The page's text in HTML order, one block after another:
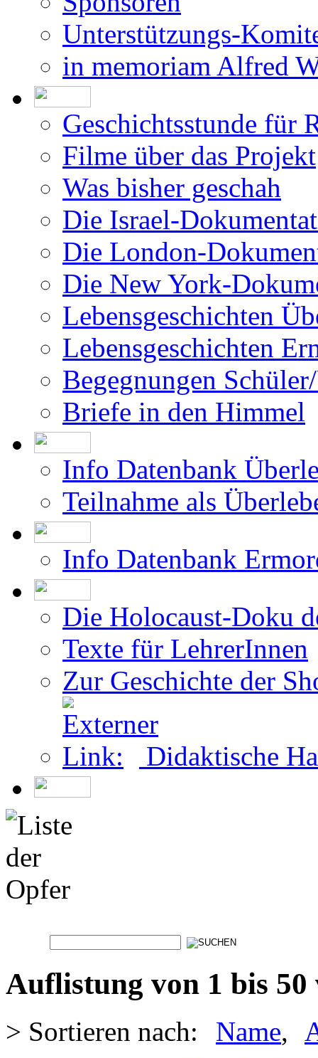
Unterstützungs-
in memoriam Alfred
Geschichtsstunde für
Filme über das Projekt
Was bisher geschah
Die Israel-
Die London-
Die New York-
Lebensgeschichten
Lebensgeschichten
Begegnungen
Briefe in den Himmel
Info Datenbank
Teilnahme als
Info Datenbank
Die Holocaust-Doku
Texte für LehrerInnen
Zur Geschichte der
Didaktische
Auflistung von 1 bis 50
> Sortieren nach: Name,